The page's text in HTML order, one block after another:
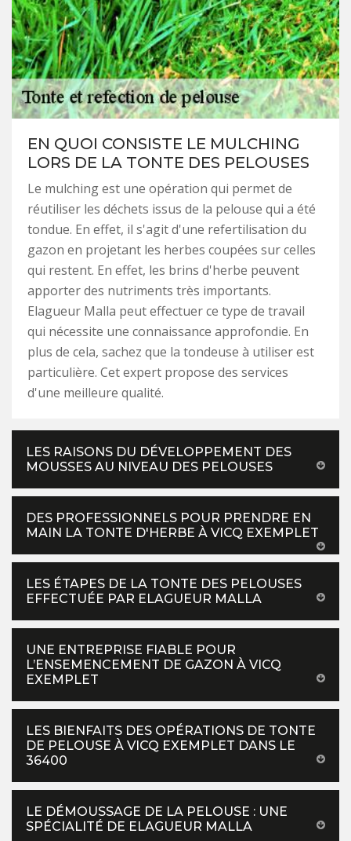
EN QUOI CONSISTE LE MULCHING
LORS DE LA TONTE DES PELOUSES
Le mulching est une opération qui permet de
réutiliser les déchets issus de la pelouse qui a été
tondue. En effet, il s'agit d'une refertilisation du
gazon en projetant les herbes coupées sur celles
qui restent. En effet, les brins d'herbe peuvent
apporter des nutriments très importants.
Elagueur Malla peut effectuer ce type de travail
qui nécessite une connaissance approfondie. En
plus de cela, sachez que la tondeuse à utiliser est
particulière. Cet expert propose des services
d'une meilleure qualité.
LES RAISONS DU DÉVELOPPEMENT DES
MOUSSES AU NIVEAU DES PELOUSES
DES PROFESSIONNELS POUR PRENDRE EN
MAIN LA TONTE D'HERBE À VICQ EXEMPLET
LES ÉTAPES DE LA TONTE DES PELOUSES
EFFECTUÉE PAR ELAGUEUR MALLA
UNE ENTREPRISE FIABLE POUR
L’ENSEMENCEMENT DE GAZON À VICQ
EXEMPLET
LES BIENFAITS DES OPÉRATIONS DE TONTE
DE PELOUSE À VICQ EXEMPLET DANS LE
36400
LE DÉMOUSSAGE DE LA PELOUSE : UNE
SPÉCIALITÉ DE ELAGUEUR MALLA